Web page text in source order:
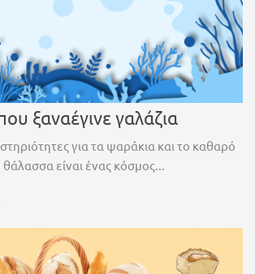
ξαναέγινε γαλάζια
για τα ψαράκια και το καθαρό
είναι ένας κόσμος...